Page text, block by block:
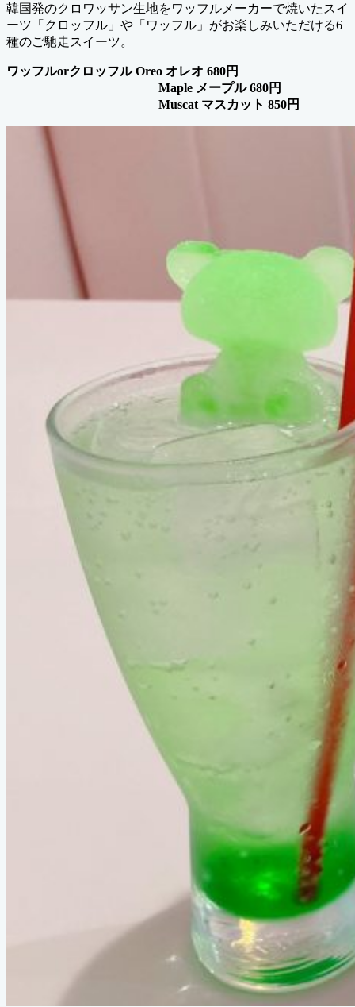
韓国発のクロワッサン生地をワッフルメーカーで焼いたスイ
ーツ「クロッフル」や「ワッフル」がお楽しみいただける6
種のご馳走スイーツ。
ワッフルorクロッフル Oreo オレオ 680円
Maple メープル 680円
Muscat マスカット 850円